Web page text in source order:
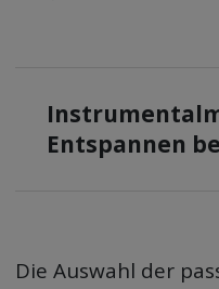
Entspannen
Die Auswahl der